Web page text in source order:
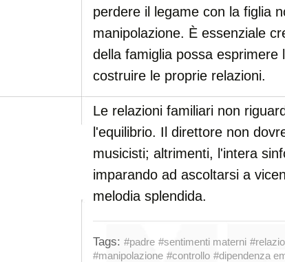
perdere il legame con la figlia
manipolazione. È essenziale
della famiglia possa
costruire le proprie relazioni.
Le relazioni familiari non
l'equilibrio. Il direttore non
musicisti; altrimenti, l'intera
imparando ad ascoltarsi a
melodia splendida.
Tags: #padre #sentimenti materni
#manipolazione #controllo #dipendenza